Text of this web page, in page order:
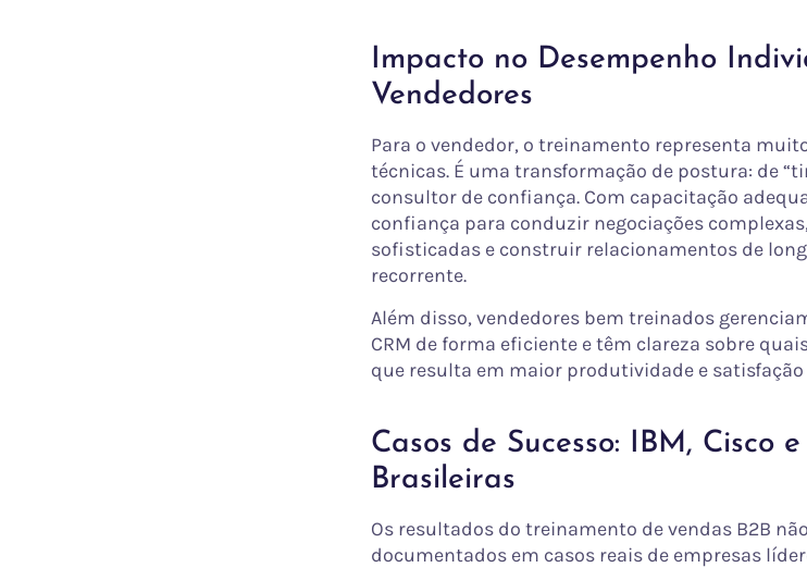
Impacto no Desempenho
Vendedores
Para o vendedor, o treinamento representa
técnicas. É uma transformação de postura: de
consultor de confiança. Com capacitação
confiança para conduzir negociações
sofisticadas e construir relacionamentos de
recorrente.
Além disso, vendedores bem treinados
CRM de forma eficiente e têm clareza sobre
que resulta em maior produtividade e
Casos de Sucesso: IBM, Cisco
Brasileiras
Os resultados do treinamento de vendas B2B
documentados em casos reais de empresas